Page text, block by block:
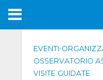
EVENTI•
OSSERVATORIO
VISITE GUIDATE